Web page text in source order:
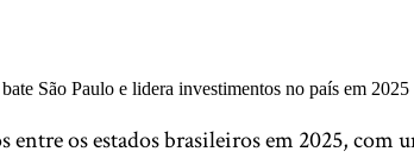
os estados brasileiros em 2025, com